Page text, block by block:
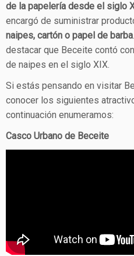
de la papelería desde el siglo
encargó de suministrar
naipes, cartón o papel de barba
destacar que Beceite contó
de naipes en el siglo XIX.
Si estás pensando en visitar
conocer los siguientes
continuación enumeramos:
Casco Urbano de Beceite